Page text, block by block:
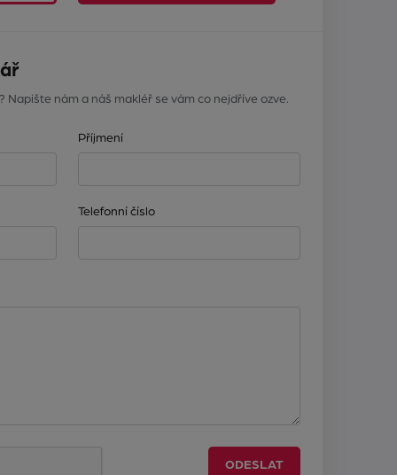
Napište nám a náš makléř se vám co nejdříve ozve.
Příjmení
Telefonní číslo
ODESLAT